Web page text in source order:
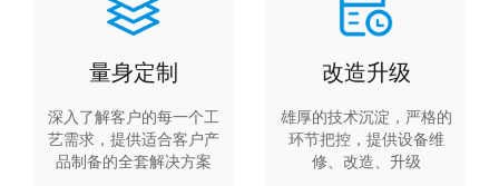
量身定制
深入了解客户的每一个工
艺需求，提供适合客户产
品制备的全套解决方案
改造升级
雄厚的技术沉淀，严格的
环节把控，提供设备维
修、改造、升级